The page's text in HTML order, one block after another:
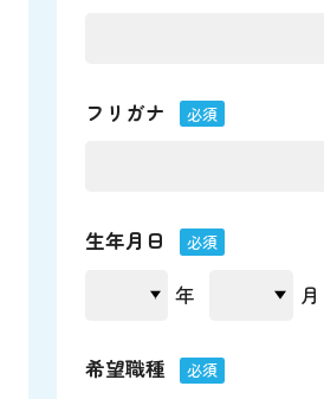
フリガナ 必須
生年月日 必須
年 月
希望職種 必須